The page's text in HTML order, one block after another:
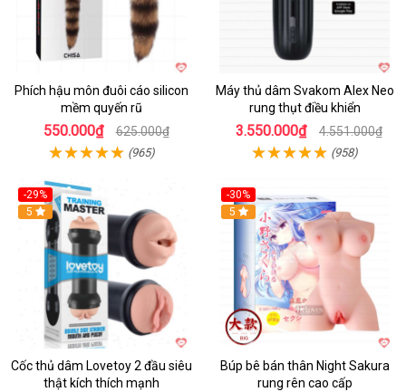
Phích hậu môn đuôi cáo silicon
mềm quyến rũ
550.000₫ 625.000₫
(965)
Máy thủ dâm Svakom Alex Neo
rung thụt điều khiển
3.550.000₫ 4.551.000₫
(958)
-29%
Hot
5
Cốc thủ dâm Lovetoy 2 đầu siêu
thật kích thích mạnh
-30%
Hot
5
Búp bê bán thân Night Sakura
rung rên cao cấp